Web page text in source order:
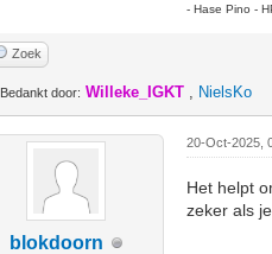
- Hase Pino -
Zoek
Bedankt door: Willeke_IGKT , NielsKo
blokdoorn
20-Oct-2025,
Het helpt
zeker als